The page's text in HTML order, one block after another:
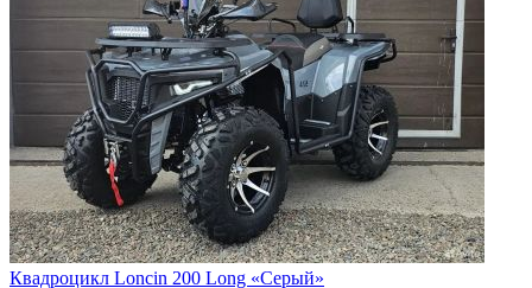
Квадроцикл Loncin 200 Long «Серый»